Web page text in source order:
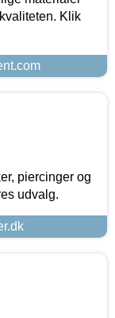
Klik
piercinger og
udvalg.